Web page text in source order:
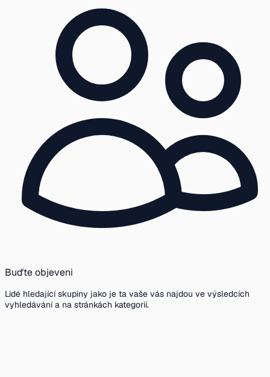
Buďte objeveni
Lidé hledající skupiny jako je ta vaše vás najdou ve výsledcích
vyhledávání a na stránkách kategorií.